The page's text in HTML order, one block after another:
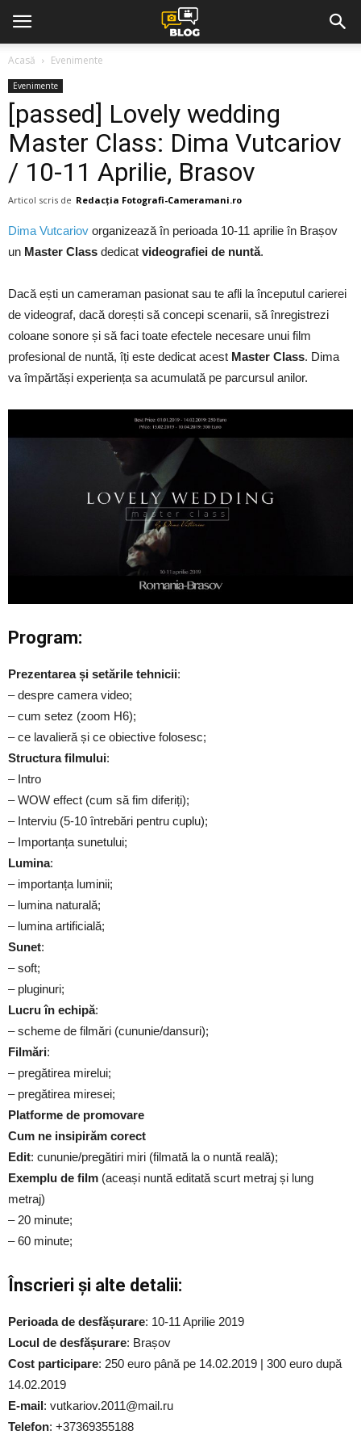
Acasă Evenimente
Evenimente
[passed] Lovely wedding
Master Class: Dima Vutcariov
/ 10-11 Aprilie, Brasov
Articol scris de Redacția Fotografi-Cameramani.ro
Dima Vutcariov organizează în perioada 10-11 aprilie în Brașov
un Master Class dedicat videografiei de nuntă.
Dacă ești un cameraman pasionat sau te afli la începutul carierei
de videograf, dacă dorești să concepi scenarii, să înregistrezi
coloane sonore și să faci toate efectele necesare unui film
profesional de nuntă, îți este dedicat acest Master Class. Dima
va împărtăși experiența sa acumulată pe parcursul anilor.
Program:
Prezentarea și setările tehnicii:
– despre camera video;
– cum setez (zoom H6);
– ce lavalieră și ce obiective folosesc;
Structura filmului:
– Intro
– WOW effect (cum să fim diferiți);
– Interviu (5-10 întrebări pentru cuplu);
– Importanța sunetului;
Lumina:
– importanța luminii;
– lumina naturală;
– lumina artificială;
Sunet:
– soft;
– pluginuri;
Lucru în echipă:
– scheme de filmări (cununie/dansuri);
Filmări:
– pregătirea mirelui;
– pregătirea miresei;
Platforme de promovare
Cum ne insipirăm corect
Edit: cununie/pregătiri miri (filmată la o nuntă reală);
Exemplu de film (aceași nuntă editată scurt metraj și lung
metraj)
– 20 minute;
– 60 minute;
Înscrieri și alte detalii:
Perioada de desfășurare: 10-11 Aprilie 2019
Locul de desfășurare: Brașov
Cost participare: 250 euro până pe 14.02.2019 | 300 euro după
14.02.2019
E-mail: vutkariov.2011@mail.ru
Telefon: +37369355188